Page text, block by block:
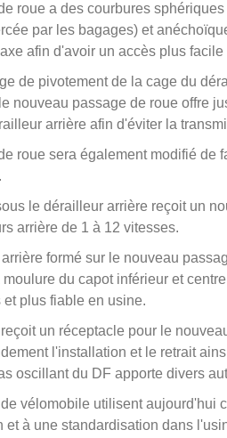
roue a des courbures
par les bagages) et
afin d'avoir un accès plus
de pivotement de la cage du
nouveau passage de roue offre
arrière afin d'éviter la
roue sera également modifié de
le dérailleur arrière reçoit un
arrière de 1 à 12 vitesses.
formé sur le nouveau
du capot inférieur et
plus fiable en usine.
un réceptacle pour le
l'installation et le retrait
oscillant du DF apporte divers
vélomobile utilisent aujourd'hui
à une standardisation dans